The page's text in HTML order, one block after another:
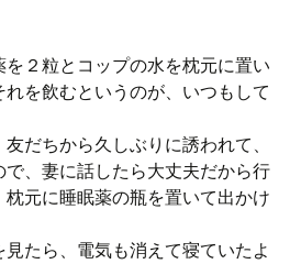
２粒とコップの水を枕元に置い
を飲むというのが、いつもして
だちから久しぶりに誘われて、
、妻に話したら大丈夫だから行
元に睡眠薬の瓶を置いて出かけ
たら、電気も消えて寝ていたよ